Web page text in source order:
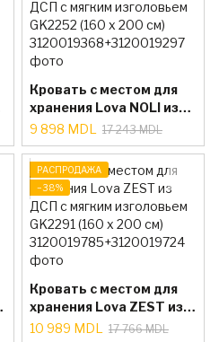
Кровать с местом для
хранения Lova NOLI из
ДСП с мягким
изголовьем GK2252
(160 x 200 см)
9 898 MDL 17 243 MDL
РАСПРОДАЖА
−38%
Кровать с местом для
хранения Lova ZEST из
ДСП с мягким
10 989 MDL 17 766 MDL